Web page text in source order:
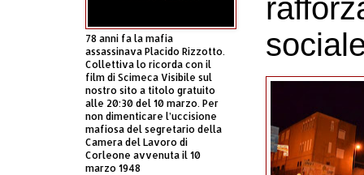
78 anni fa la mafia
assassinava Placido Rizzotto.
Collettiva lo ricorda con il
film di Scimeca Visibile sul
nostro sito a titolo gratuito
alle 20:30 del 10 marzo. Per
non dimenticare l’uccisione
mafiosa del segretario della
Camera del Lavoro di
Corleone avvenuta il 10
marzo 1948